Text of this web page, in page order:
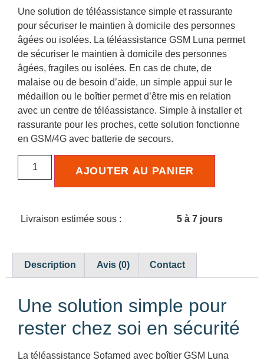
Une solution de téléassistance simple et rassurante
pour sécuriser le maintien à domicile des personnes
âgées ou isolées. La téléassistance GSM Luna permet
de sécuriser le maintien à domicile des personnes
âgées, fragiles ou isolées. En cas de chute, de
malaise ou de besoin d’aide, un simple appui sur le
médaillon ou le boîtier permet d’être mis en relation
avec un centre de téléassistance. Simple à installer et
rassurante pour les proches, cette solution fonctionne
en GSM/4G avec batterie de secours.
AJOUTER AU PANIER
Livraison estimée sous : 5 à 7 jours
Description Avis (0) Contact
Une solution simple pour
rester chez soi en sécurité
La téléassistance Sofamed avec boîtier GSM Luna